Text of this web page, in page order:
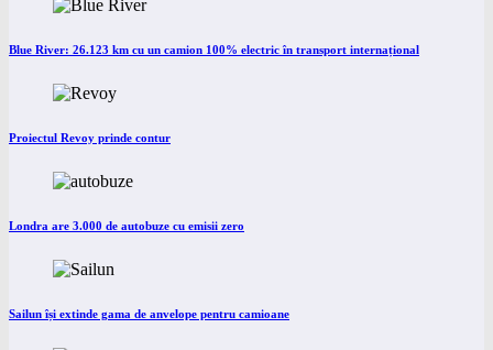
Blue River: 26.123 km cu un camion 100% electric în transport internațional
Proiectul Revoy prinde contur
Londra are 3.000 de autobuze cu emisii zero
Sailun își extinde gama de anvelope pentru camioane